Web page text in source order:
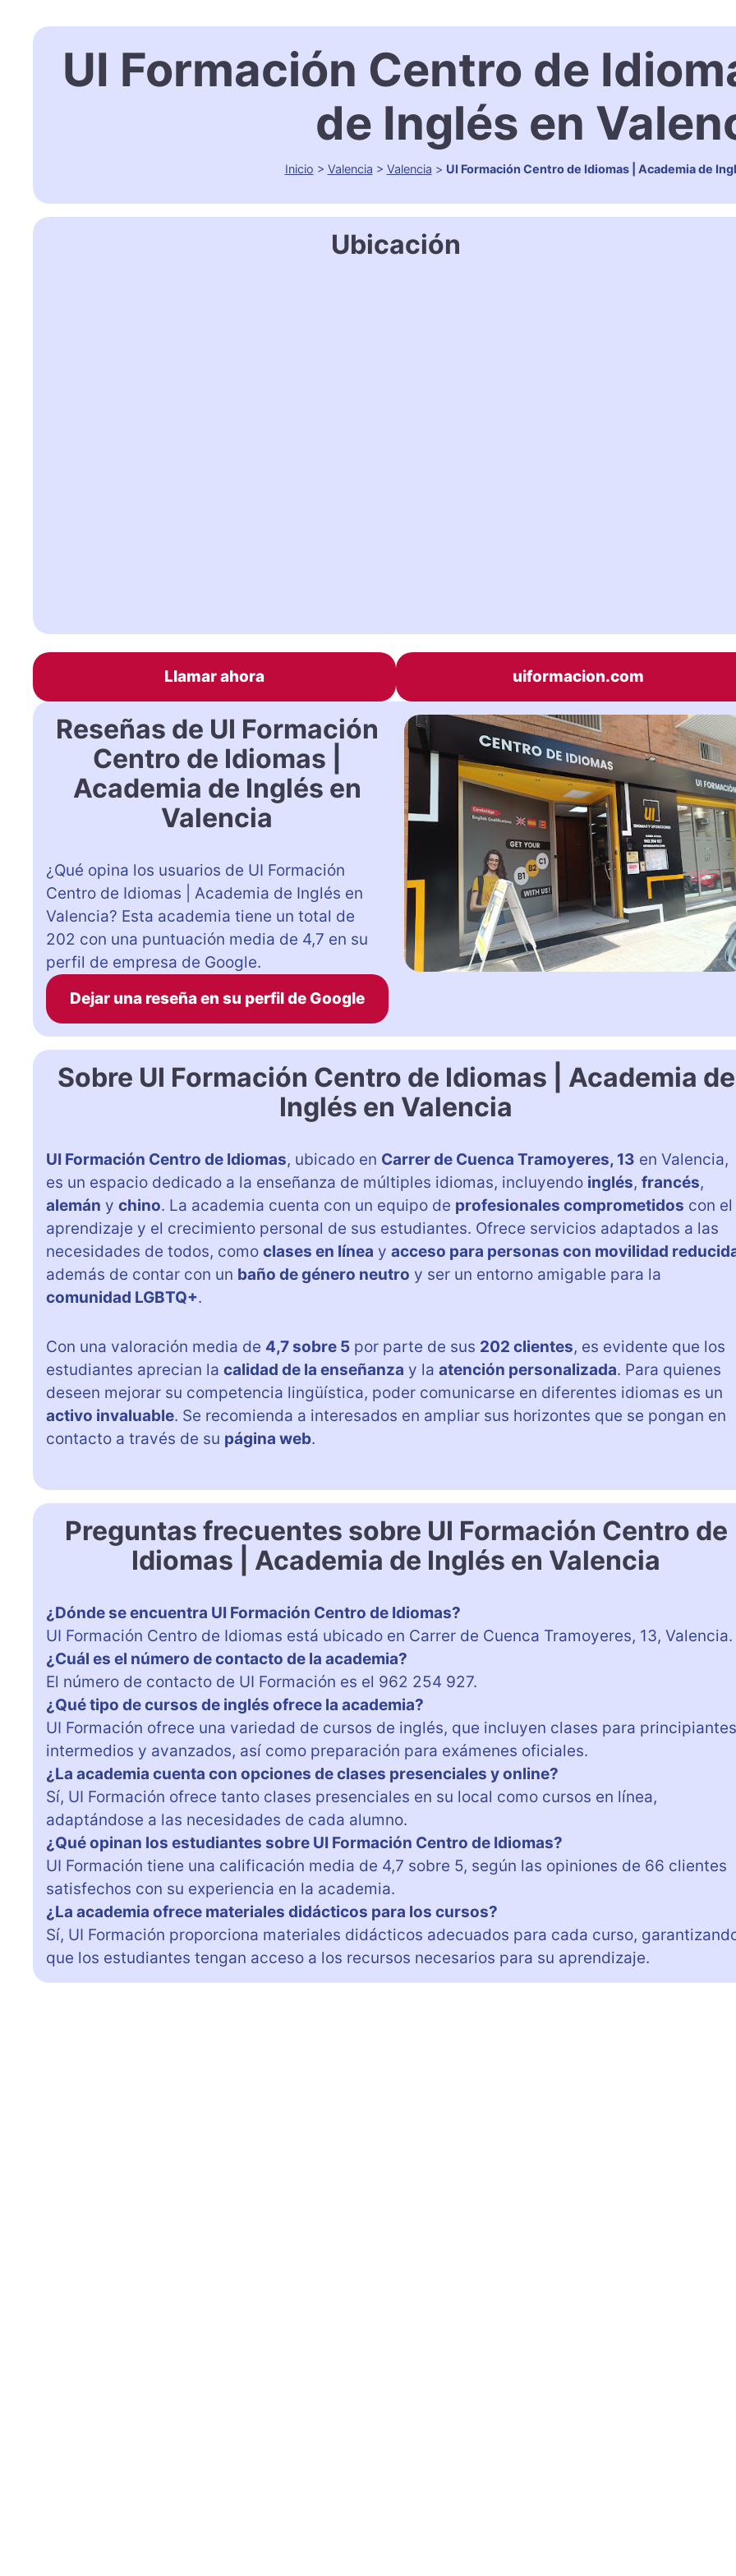
UI Formación Centro de
de Inglés en
Inicio > Valencia > Valencia > UI Formación Centro de Idiomas | Academia de
Ubicación
Llamar ahora uiformacion.com
Reseñas de UI Formación
Centro de Idiomas |
Academia de Inglés en
Valencia
¿Qué opina los usuarios de UI Formación
Centro de Idiomas | Academia de Inglés en
Valencia? Esta academia tiene un total de
202 con una puntuación media de 4,7 en su
perfil de empresa de Google.
Dejar una reseña en su perfil de Google
Sobre UI Formación Centro de Idiomas | Academia de
Inglés en Valencia
UI Formación Centro de Idiomas, ubicado en Carrer de Cuenca Tramoyeres, 13 en Valencia,
es un espacio dedicado a la enseñanza de múltiples idiomas, incluyendo inglés, francés,
alemán y chino. La academia cuenta con un equipo de profesionales comprometidos con el
aprendizaje y el crecimiento personal de sus estudiantes. Ofrece servicios adaptados a las
necesidades de todos, como clases en línea y acceso para personas con movilidad
además de contar con un baño de género neutro y ser un entorno amigable para la
comunidad LGBTQ+.
Con una valoración media de 4,7 sobre 5 por parte de sus 202 clientes, es evidente que los
estudiantes aprecian la calidad de la enseñanza y la atención personalizada. Para quienes
deseen mejorar su competencia lingüística, poder comunicarse en diferentes idiomas es un
activo invaluable. Se recomienda a interesados en ampliar sus horizontes que se pongan en
contacto a través de su página web.
Preguntas frecuentes sobre UI Formación Centro de
Idiomas | Academia de Inglés en Valencia
¿Dónde se encuentra UI Formación Centro de Idiomas?
UI Formación Centro de Idiomas está ubicado en Carrer de Cuenca Tramoyeres, 13, Valencia.
¿Cuál es el número de contacto de la academia?
El número de contacto de UI Formación es el 962 254 927.
¿Qué tipo de cursos de inglés ofrece la academia?
UI Formación ofrece una variedad de cursos de inglés, que incluyen clases para
intermedios y avanzados, así como preparación para exámenes oficiales.
¿La academia cuenta con opciones de clases presenciales y online?
Sí, UI Formación ofrece tanto clases presenciales en su local como cursos en línea,
adaptándose a las necesidades de cada alumno.
¿Qué opinan los estudiantes sobre UI Formación Centro de Idiomas?
UI Formación tiene una calificación media de 4,7 sobre 5, según las opiniones de 66 clientes
satisfechos con su experiencia en la academia.
¿La academia ofrece materiales didácticos para los cursos?
Sí, UI Formación proporciona materiales didácticos adecuados para cada curso,
que los estudiantes tengan acceso a los recursos necesarios para su aprendizaje.